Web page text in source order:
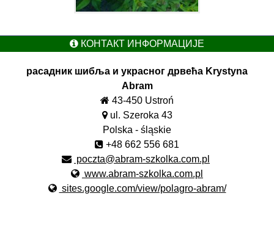
КОНТАКТ ИНФОРМАЦИЈЕ
расадник шибља и украсног дрвећа Krystyna
Abram
43-450 Ustroń
ul. Szeroka 43
Polska - śląskie
+48 662 556 681
poczta@abram-szkolka.com.pl
www.abram-szkolka.com.pl
sites.google.com/view/polagro-abram/